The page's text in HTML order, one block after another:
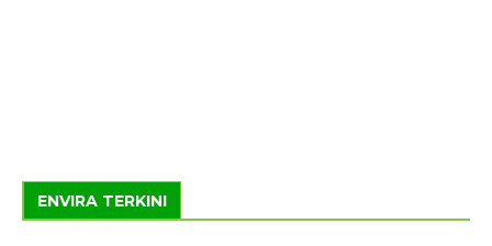
ENVIRA TERKINI